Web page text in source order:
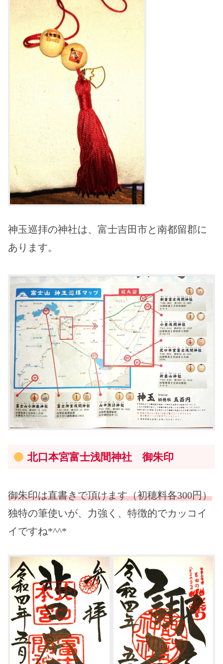
神玉巡拝の神社は、富士吉田市と南都留郡に
あります。
北口本宮富士浅間神社 御朱印
御朱印は直書きで頂けます（初穂料各300円）
独特の筆使いが、力強く、特徴的でカッコイ
イですね*^^*